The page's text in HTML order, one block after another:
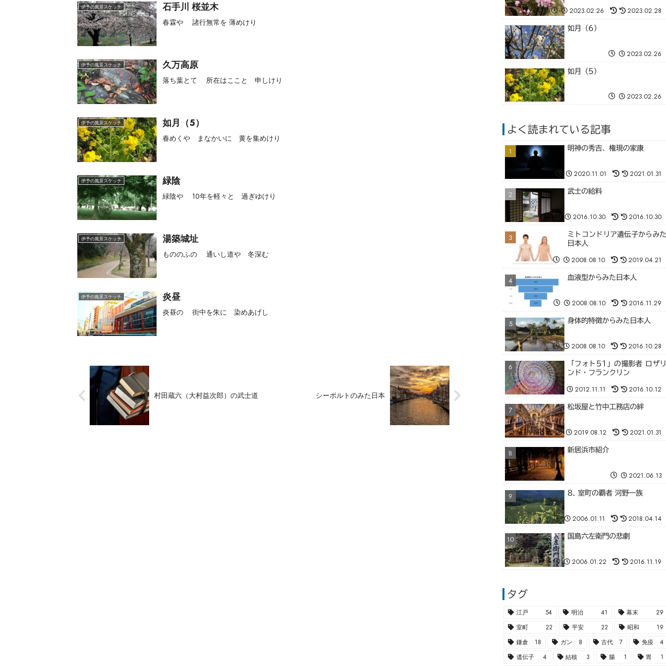
伊予の風景スケッチ 石手川 桜並木
春霖や 諸行無常を 薄めけり
伊予の風景スケッチ 久万高原
落ち葉とて 所在はここと 申しけり
伊予の風景スケッチ 如月（5）
春めくや まなかいに 黄を集めけり
伊予の風景スケッチ 緑陰
緑陰や 10年を軽々と 過ぎゆけり
伊予の風景スケッチ 湯築城址
もののふの 通いし道や 冬深む
伊予の風景スケッチ 炎昼
炎昼の 街中を朱に 染めあげし
村田蔵六（大村益次郎）の武士道 シーボルトのみた日本
2023.02.26 2023.02.28
如月（6）
2023.02.26
如月（5）
2023.02.26
よく読まれている記事
明神の秀吉、権現の家康
2020.11.01 2021.01.31
武士の給料
2016.10.30 2016.10.30
ミトコンドリア遺伝子からみた
日本人
2008.08.10 2019.04.21
血液型からみた日本人
2008.08.10 2016.11.29
身体的特徴からみた日本人
2008.08.10 2016.10.28
「フォト51」の撮影者 ロザリ
ンド・フランクリン
2012.11.11 2016.10.12
松坂屋と竹中工務店の絆
2019.08.12 2021.01.31
新居浜市紹介
2021.06.13
8. 室町の覇者 河野一族
2006.01.11 2018.04.14
国島六左衛門の悲劇
2006.01.22 2016.11.19
タグ
江戸 54 明治 41 幕末
29
室町
22 平安 22 昭和
19
鎌倉
18 ガン 8 古代 7 免疫
4
遺伝子
4 結核 3 腸 1 胃 1